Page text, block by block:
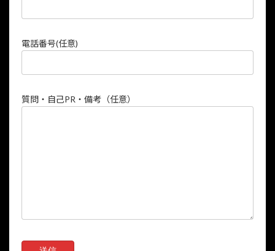
電話番号(任意)
質問・自己PR・備考（任意）